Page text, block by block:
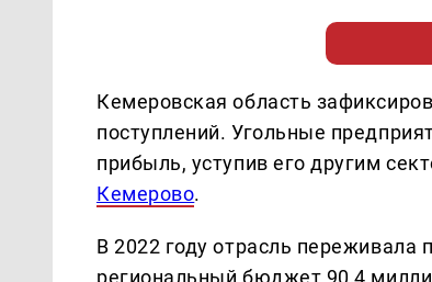
Кемеровская область
поступлений. Угольные
прибыль, уступив его другим
Кемерово.
В 2022 году отрасль переживала
региональный бюджет 90,4